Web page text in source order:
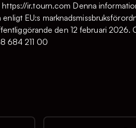
ir.tourn.com Denna
EU:s
den 12 februari 2026.
684 211 00